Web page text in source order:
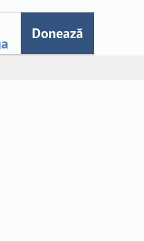
Donează